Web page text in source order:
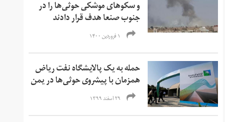
و سکوهای موشکی حوثی‌ها را در
جنوب صنعا هدف قرار دادند
۱ فروردین ۱۴۰۰
حمله به یک پالایشگاه نفت ریاض
همزمان با پیشروی حوثی‌ها در یمن
۲۹ اسفند ۱۳۹۹